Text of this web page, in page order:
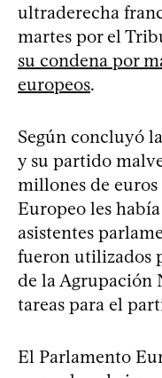
ultraderecha
martes por el
su condena por
europeos.
Según concluyó
y su partido
millones de
Europeo les
asistentes
fueron utilizados
de la Agrupación
tareas para el
El Parlamento